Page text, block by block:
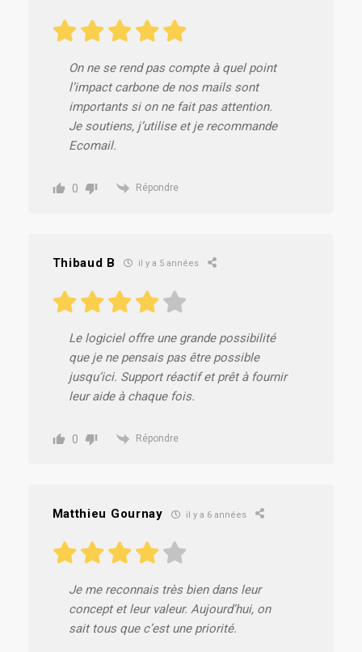
On ne se rend pas compte à quel point
l’impact carbone de nos mails sont
importants si on ne fait pas attention.
Je soutiens, j’utilise et je recommande
Ecomail.
0 Répondre
Thibaud B il y a 5 années
Le logiciel offre une grande possibilité
que je ne pensais pas être possible
jusqu’ici. Support réactif et prêt à fournir
leur aide à chaque fois.
0 Répondre
Matthieu Gournay il y a 6 années
Je me reconnais très bien dans leur
concept et leur valeur. Aujourd’hui, on
sait tous que c’est une priorité.